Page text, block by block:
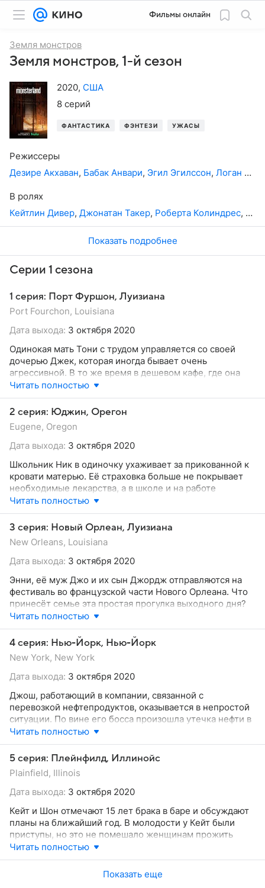
Фильмы онлайн
Земля монстров
Земля монстров, 1-й сезон
2020, США
8 серий
ФАНТАСТИКА ФЭНТЕЗИ УЖАСЫ
Режиссеры
Дезире Акхаван, Бабак Анвари, Эгил Эгилссон, Логан Кибенс
В ролях
Кейтлин Дивер, Джонатан Такер, Роберта Колиндрес,
Показать подробнее
Серии 1 сезона
1 серия: Порт Фуршон, Луизиана
Port Fourchon, Louisiana
Дата выхода: 3 октября 2020
Одинокая мать Тони с трудом управляется со своей
дочерью Джек, которая иногда бывает очень
агрессивной. В то же время в дешевом кафе, где она
работает с официанткой, Тони сталкивается со
странным мужчиной, встреча с которым не обещает
ничего хорошего. Сможет ли официантка спастись от
серийного убийцы?
Читать полностью
2 серия: Юджин, Орегон
Eugene, Oregon
Дата выхода: 3 октября 2020
Школьник Ник в одиночку ухаживает за прикованной к
кровати матерью. Её страховка больше не покрывает
необходимые лекарства, а в школе и на работе
подростка ждут одни проблемы. Однажды вечером Ник
замечает в своей комнате странную тень, которая
почему-то живёт своей жизнью. Удастся ли герою
разгадать её тайну?
Читать полностью
3 серия: Новый Орлеан, Луизиана
New Orleans, Louisiana
Дата выхода: 3 октября 2020
Энни, её муж Джо и их сын Джордж отправляются на
фестиваль во французской части Нового Орлеана. Что
принесёт семье эта простая прогулка выходного дня?
14 лет спустя герои отмечают день рождения Джо, на
который приглашены и некоторые его пациенты.
Однако среди гостей может оказаться и тот, о котором
мужчина предпочёл бы не вспоминать...
Читать полностью
4 серия: Нью-Йорк, Нью-Йорк
New York, New York
Дата выхода: 3 октября 2020
Джош, работающий в компании, связанной с
перевозкой нефтепродуктов, оказывается в непростой
ситуации. По вине его босса произошла утечка нефти в
океан, и герой должен уговорить жену начальника,
Сид, подписать соглашение о неразглашении. Впереди
- слушания в Конгрессе, которые решат судьбу всей
компании и самого Джоша.
Читать полностью
5 серия: Плейнфилд, Иллинойс
Plainfield, Illinois
Дата выхода: 3 октября 2020
Кейт и Шон отмечают 15 лет брака в баре и обсуждают
планы на ближайший год. В молодости у Кейт были
приступы, но это не помешало женщинам прожить
полноценную жизнь и вырастить дочь Хезер, которая
теперь учится в школе-интернате. Несмотря на тёплые
воспоминания праздничный вечер неожиданно
превращает жизнь Шон в кошмар...
Читать полностью
Показать еще